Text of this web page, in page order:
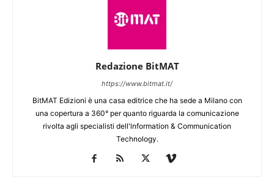
Redazione BitMAT
https://www.bitmat.it/
BitMAT Edizioni è una casa editrice che ha sede a Milano con
una copertura a 360° per quanto riguarda la comunicazione
rivolta agli specialisti dell'lnformation & Communication
Technology.